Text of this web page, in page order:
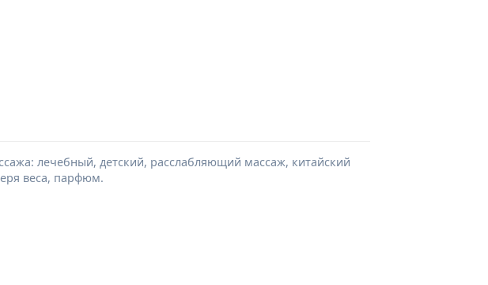
лечебный, детский, расслабляющий массаж, китайский
веса, парфюм.